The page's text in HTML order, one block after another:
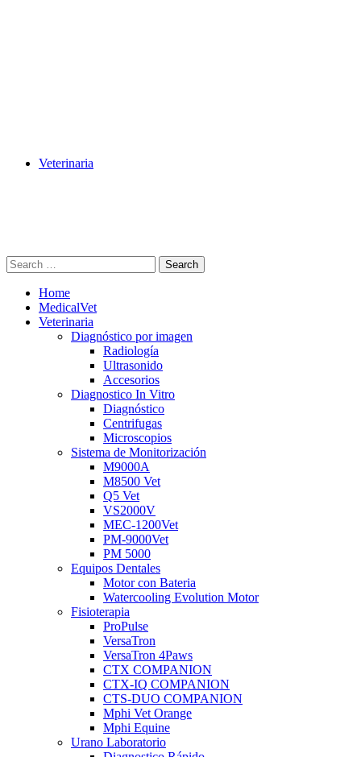
Veterinaria
Search
Home
MedicalVet
Veterinaria
Diagnóstico por imagen
Radiología
Ultrasonido
Accesorios
Diagnostico In Vitro
Diagnóstico
Centrifugas
Microscopios
Sistema de Monitorización
M9000A
M8500 Vet
Q5 Vet
VS2000V
MEC-1200Vet
PM-9000Vet
PM 5000
Equipos Dentales
Motor con Bateria
Watercooling Evolution Motor
Fisioterapia
ProPulse
VersaTron
VersaTron 4Paws
CTX COMPANION
CTX-IQ COMPANION
CTS-DUO COMPANION
Mphi Vet Orange
Mphi Equine
Urano Laboratorio